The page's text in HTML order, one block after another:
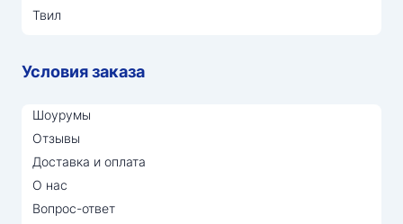
Твил
Условия заказа
Шоурумы
Отзывы
Доставка и оплата
О нас
Вопрос-ответ